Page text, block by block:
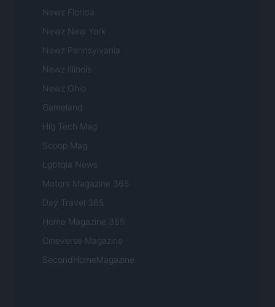
Newz Florida
Newz New York
Newz Pennsylvania
Newz Illinois
Newz Ohio
Gameland
Hig Tech Mag
Scoop Mag
Lgbtqia News
Motors Magazine 365
Day Travel 365
Home Magazine 365
Cineverse Magazine
SecondHomeMagazine